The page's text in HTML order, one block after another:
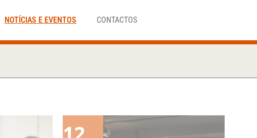
NOTÍCIAS E EVENTOS CONTACTOS